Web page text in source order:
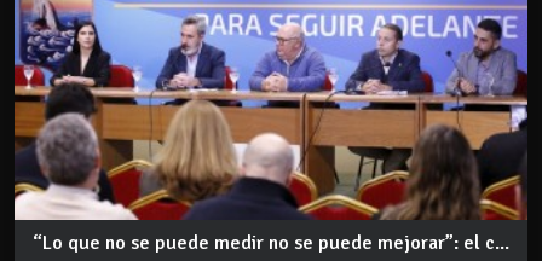
“Lo que no se puede medir no se puede mejorar”: el c...